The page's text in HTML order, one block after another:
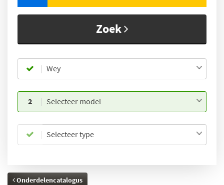
Zoek
Wey
2 Selecteer model
Selecteer type
Onderdelencatalogus